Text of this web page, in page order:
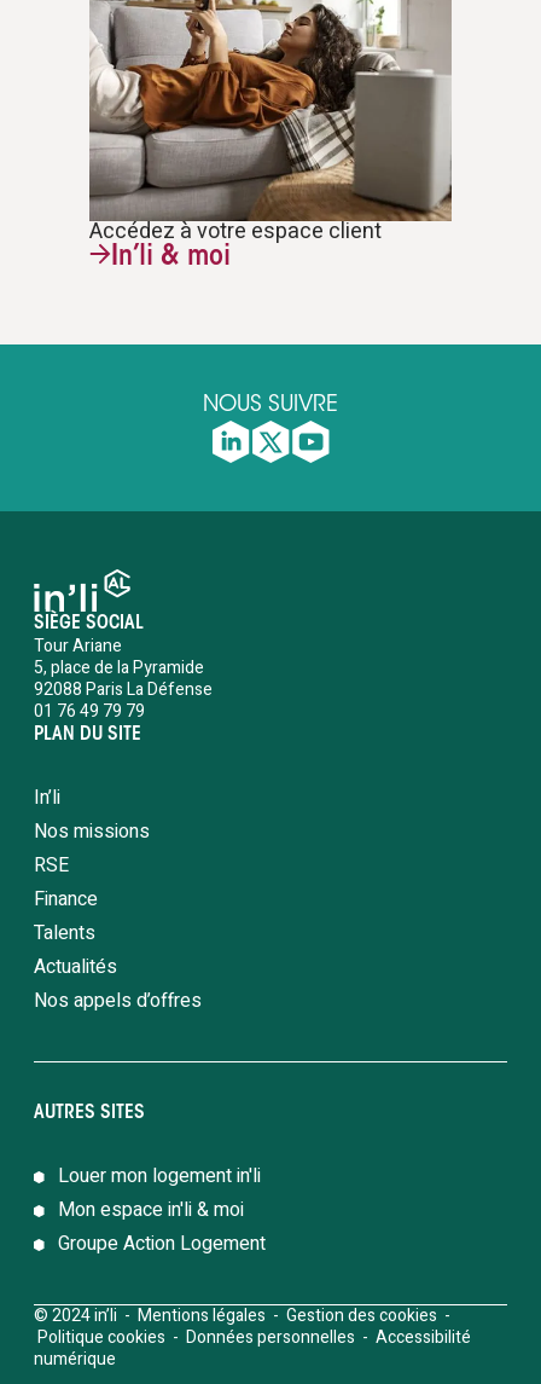
Accédez à votre espace client
In’li & moi
NOUS SUIVRE
SIÈGE SOCIAL
Tour Ariane
5, place de la Pyramide
92088 Paris La Défense
01 76 49 79 79
PLAN DU SITE
In’li
Nos missions
RSE
Finance
Talents
Actualités
Nos appels d’offres
AUTRES SITES
Louer mon logement in'li
Mon espace in'li & moi
Groupe Action Logement
© 2024 in’li - Mentions légales - Gestion des cookies -
Politique cookies - Données personnelles - Accessibilité
numérique